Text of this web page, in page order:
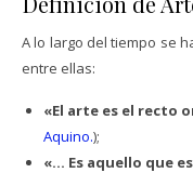
A lo largo del tiempo se
entre ellas:
«El arte es el recto
Aquino.);
«… Es aquello que